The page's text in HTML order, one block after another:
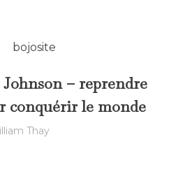
– reprendre
conquérir le monde
Thay